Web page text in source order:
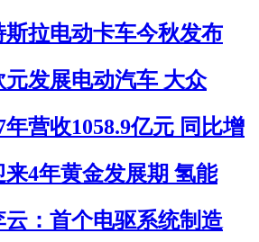
斯拉电动卡车今秋发布
发展电动汽车 大众
年营收1058.9亿元 同比增
4年黄金发展期 氢能
云：首个电驱系统制造